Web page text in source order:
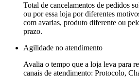
Total de cancelamentos de pedidos
ou por essa loja por diferentes
com avarias, produto diferente ou
prazo.
Agilidade no atendimento
Avalia o tempo que a loja leva para
canais de atendimento: Protocolo,